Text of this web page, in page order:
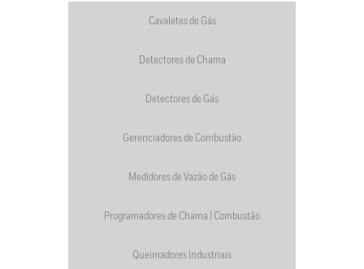
Cavaletes de Gás
Detectores de Chama
Detectores de Gás
Gerenciadores de Combustão
Medidores de Vazão de Gás
Programadores de Chama | Combustão
Queimadores Industriais